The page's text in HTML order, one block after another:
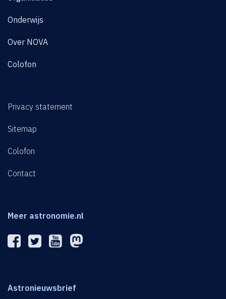
Onderwijs
Over NOVA
Colofon
Privacy statement
Sitemap
Colofon
Contact
Meer astronomie.nl
Astronieuwsbrief